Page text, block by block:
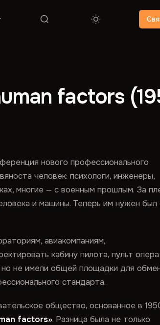
factors
нового профессионального
человек: психологи, инженеры,
многие — с военным прошлым. За
и машины. Теперь им нужен
авиакомпаниям,
кабину пилота, пульт
не имели общей площадки для
стандарта.
общество, основанное в
factors». Разница была не только